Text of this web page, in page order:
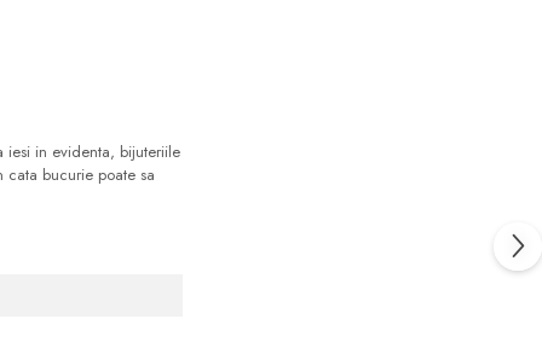
iesi in evidenta, bijuteriile
cata bucurie poate sa